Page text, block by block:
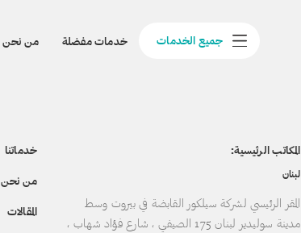
جميع الخدمات خدمات مفضلة من نحن
المكاتب الرئيسية:
لبنان
المقر الرئيسي لشركة سيلكور القابضة في بيروت وسط
مدينة سوليدير لبنان 175 الصيفي ، شارع فؤاد شهاب ،
خدماتنا
من نحن
المقالات